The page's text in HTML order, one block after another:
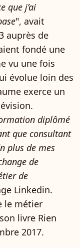
que j’ai
", avait
auprès de
fondé une
vu une fois
évolue loin des
exerce un
diplômé
que consultant
plus de mes
de
de
Linkedin.
le métier
livre Rien
2017.